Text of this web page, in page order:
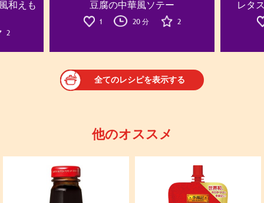
和えも
2
豆腐の中華風ソテー
1 20 分 2
レタ
全てのレシピを表示する
他のオススメ